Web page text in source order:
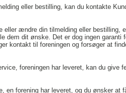
eller bestilling, kan du kontakte
ændre din tilmelding eller bestilling,
dit ønske. Det er dog ingen
kontakt til foreningen og forsøger at
foreningen har leveret, kan du give
forening har leveret, og du ønsker